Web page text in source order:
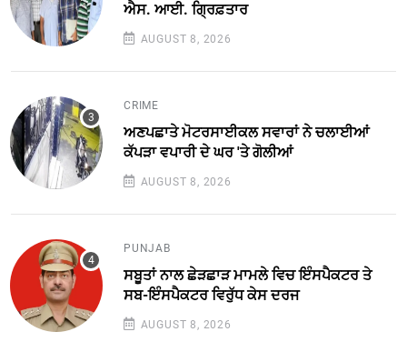
ਐਸ. ਆਈ. ਗ੍ਰਿਫ਼ਤਾਰ
AUGUST 8, 2026
CRIME
ਅਣਪਛਾਤੇ ਮੋਟਰਸਾਈਕਲ ਸਵਾਰਾਂ ਨੇ ਚਲਾਈਆਂ
ਕੱਪੜਾ ਵਪਾਰੀ ਦੇ ਘਰ 'ਤੇ ਗੋਲੀਆਂ
AUGUST 8, 2026
PUNJAB
ਸਬੂਤਾਂ ਨਾਲ ਛੇੜਛਾੜ ਮਾਮਲੇ ਵਿਚ ਇੰਸਪੈਕਟਰ ਤੇ
ਸਬ-ਇੰਸਪੈਕਟਰ ਵਿਰੁੱਧ ਕੇਸ ਦਰਜ
AUGUST 8, 2026